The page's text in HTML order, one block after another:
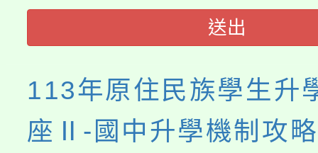
程，歡迎學生輔導中心
系所師生報名參加。
送出
113年原住民族學生升
座Ⅱ-國中升學機制攻